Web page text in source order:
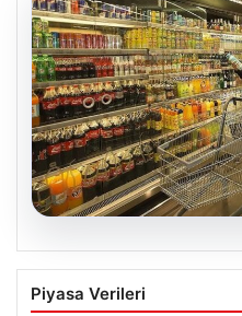
07.08.2026
Enflasyon verileri
açıklanacak? 2026
Piyasa Verileri